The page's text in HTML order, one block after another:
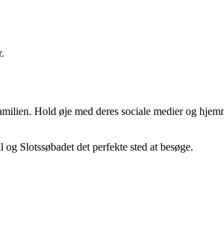
Hold øje med deres sociale medier og
Slotssøbadet det perfekte sted at besøge.